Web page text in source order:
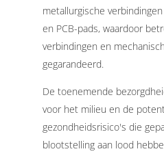
metallurgische
en PCB-pads, waardoor
verbindingen en
gegarandeerd.
De toenemende
voor het milieu en de
gezondheidsrisico's die
blootstelling aan lood